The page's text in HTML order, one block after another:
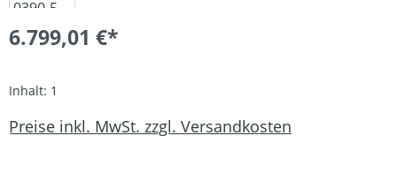
6.799,01 €*
Inhalt: 1
Preise inkl. MwSt. zzgl. Versandkosten